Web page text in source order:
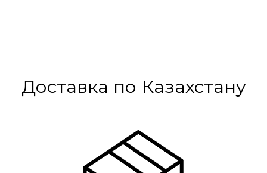
Доставка по Казахстану